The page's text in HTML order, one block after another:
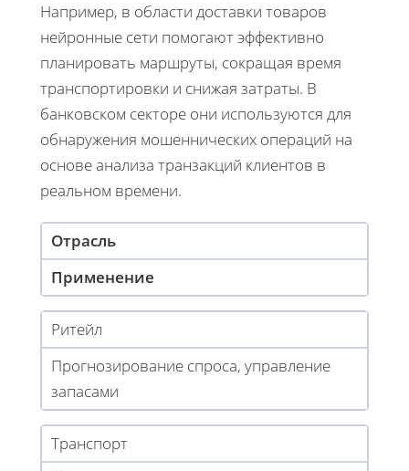
Например, в области доставки товаров
нейронные сети помогают эффективно
планировать маршруты, сокращая время
транспортировки и снижая затраты. В
банковском секторе они используются для
обнаружения мошеннических операций на
основе анализа транзакций клиентов в
реальном времени.
Отрасль
Применение
Ритейл
Прогнозирование спроса, управление
запасами
Транспорт